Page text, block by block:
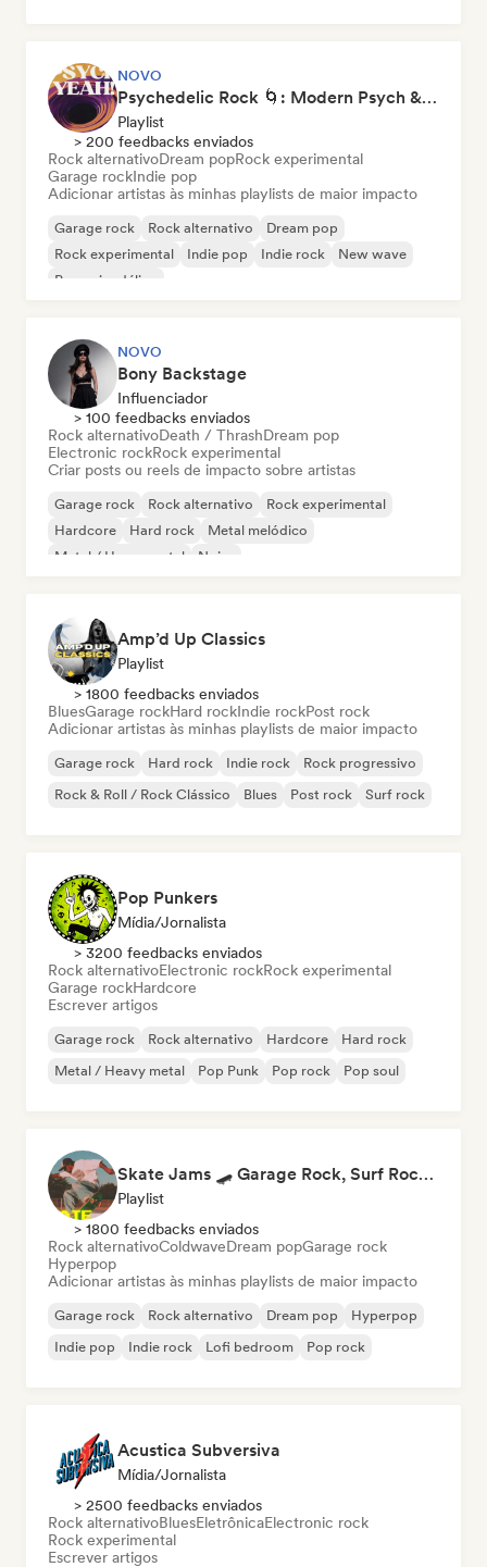
NOVO
Psychedelic Rock 🌀: Modern Psych & Turkish Vibes
Playlist
> 200 feedbacks enviados
Rock alternativoDream popRock experimental
Garage rockIndie pop
Adicionar artistas às minhas playlists de maior impacto
Garage rock Rock alternativo
Dream pop
Rock experimental
Indie pop Indie rock
New wave
Pop psicodélico
NOVO
Bony Backstage
Influenciador
> 100 feedbacks enviados
Rock alternativoDeath / ThrashDream pop
Electronic rockRock experimental
Criar posts ou reels de impacto sobre artistas
Garage rock Rock alternativo
Rock experimental
Hardcore
Hard rock
Metal melódico
Metal / Heavy metal
Noise
Amp’d Up Classics
Playlist
> 1800 feedbacks enviados
BluesGarage rockHard rockIndie rockPost rock
Adicionar artistas às minhas playlists de maior impacto
Garage rock Hard rock Indie rock
Rock progressivo
Rock & Roll / Rock Clássico
Blues Post rock Surf rock
Pop Punkers
Mídia/Jornalista
> 3200 feedbacks enviados
Rock alternativoElectronic rockRock experimental
Garage rockHardcore
Escrever artigos
Garage rock Rock alternativo Hardcore
Hard rock
Metal / Heavy metal
Pop Punk Pop rock Pop soul
Skate Jams 🛹 Garage Rock, Surf Rock & Neo-Psych
Playlist
> 1800 feedbacks enviados
Rock alternativoColdwaveDream popGarage rock
Hyperpop
Adicionar artistas às minhas playlists de maior impacto
Garage rock Rock alternativo Dream pop
Hyperpop
Indie pop
Indie rock Lofi bedroom Pop rock
Acustica Subversiva
Mídia/Jornalista
> 2500 feedbacks enviados
Rock alternativoBluesEletrônicaElectronic rock
Rock experimental
Escrever artigos